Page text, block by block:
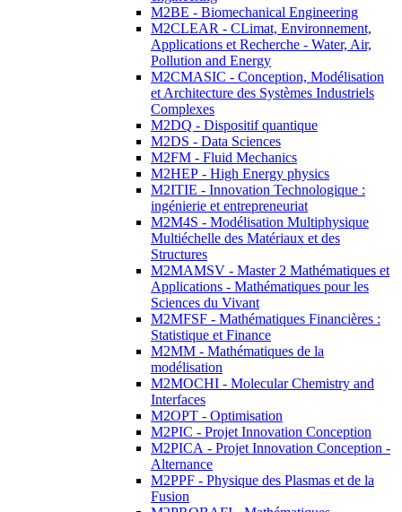
M2BE - Biomechanical Engineering
M2CLEAR - CLimat, Environnement,
Applications et Recherche - Water, Air,
Pollution and Energy
M2CMASIC - Conception, Modélisation
et Architecture des Systèmes Industriels
Complexes
M2DQ - Dispositif quantique
M2DS - Data Sciences
M2FM - Fluid Mechanics
M2HEP - High Energy physics
M2ITIE - Innovation Technologique :
ingénierie et entrepreneuriat
M2M4S - Modélisation Multiphysique
Multiéchelle des Matériaux et des
Structures
M2MAMSV - Master 2 Mathématiques et
Applications - Mathématiques pour les
Sciences du Vivant
M2MFSF - Mathématiques Financières :
Statistique et Finance
M2MM - Mathématiques de la
modélisation
M2MOCHI - Molecular Chemistry and
Interfaces
M2OPT - Optimisation
M2PIC - Projet Innovation Conception
M2PICA - Projet Innovation Conception -
Alternance
M2PPF - Physique des Plasmas et de la
Fusion